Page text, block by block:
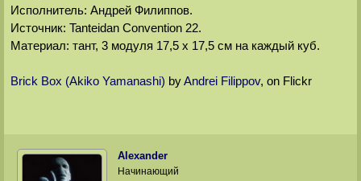
Исполнитель: Андрей Филиппов.
Источник: Tanteidan Convention 22.
Материал: тант, 3 модуля 17,5 х 17,5 см на каждый куб.
Brick Box (Akiko Yamanashi) byAndrei Filippov, on Flickr
Alexander
Начинающий